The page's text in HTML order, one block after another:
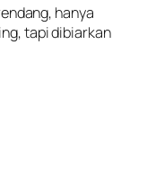
hanya
tapi dibiarkan